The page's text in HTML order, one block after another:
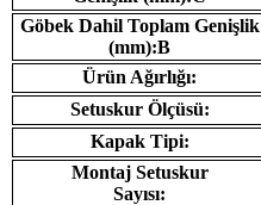
Göbek Dahil Toplam Genişlik
(mm):B
Ürün Ağırlığı:
Setuskur Ölçüsü:
Kapak Tipi:
Montaj Setuskur
Sayısı: